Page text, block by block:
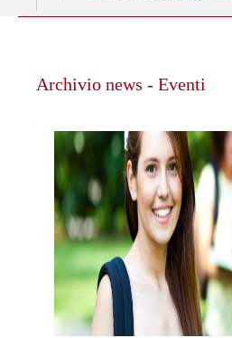
contenutoArchivio news - Eventi